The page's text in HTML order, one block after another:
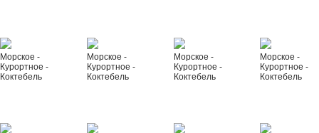
Морское -
Курортное -
Коктебель
Морское -
Курортное -
Коктебель
Морское -
Курортное -
Коктебель
Морское -
Курортное -
Коктебель